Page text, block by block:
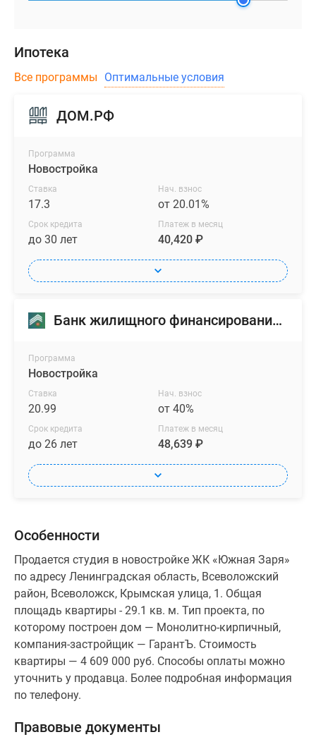
Ипотека
Все программы Оптимальные условия
ДОМ.РФ
Программа
Новостройка
Ставка
17.3
Нач. взнос
от 20.01%
Срок кредита
до 30 лет
Платеж в месяц
40,420 ₽
Банк жилищного финансирования (БЖФ)
Программа
Новостройка
Ставка
20.99
Нач. взнос
от 40%
Срок кредита
до 26 лет
Платеж в месяц
48,639 ₽
Особенности
Продается студия в новостройке ЖК «Южная Заря»
по адресу Ленинградская область, Всеволожский
район, Всеволожск, Крымская улица, 1. Общая
площадь квартиры - 29.1 кв. м. Тип проекта, по
которому построен дом — Монолитно-кирпичный,
компания-застройщик — ГарантЪ. Стоимость
квартиры — 4 609 000 руб. Способы оплаты можно
уточнить у продавца. Более подробная информация
по телефону.
Правовые документы